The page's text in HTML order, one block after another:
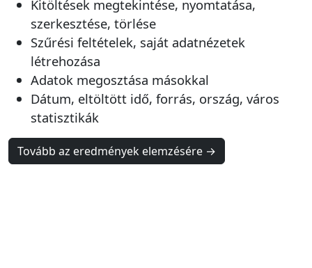
Kitöltések megtekintése, nyomtatása,
szerkesztése, törlése
Szűrési feltételek, saját adatnézetek
létrehozása
Adatok megosztása másokkal
Dátum, eltöltött idő, forrás, ország, város
statisztikák
Tovább az eredmények elemzésére →